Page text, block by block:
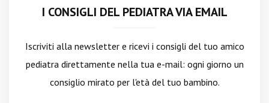
I CONSIGLI DEL PEDIATRA VIA EMAIL
Iscriviti alla newslettere ricevi i consigli del tuo amico
pediatra direttamente nella tua e-mail: ogni giorno un
consiglio mirato per l'età del tuo bambino.